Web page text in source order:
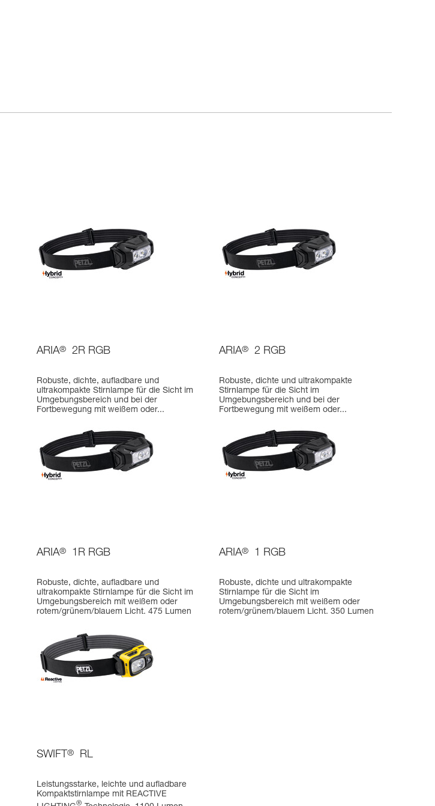
ARIA® 2R RGB
Robuste, dichte, aufladbare und
ultrakompakte Stirnlampe für die Sicht im
Umgebungsbereich und bei der
Fortbewegung mit weißem oder...
ARIA® 2 RGB
Robuste, dichte und ultrakompakte
Stirnlampe für die Sicht im
Umgebungsbereich und bei der
Fortbewegung mit weißem oder...
ARIA® 1R RGB
Robuste, dichte, aufladbare und
ultrakompakte Stirnlampe für die Sicht im
Umgebungsbereich mit weißem oder
rotem/grünem/blauem Licht. 475 Lumen
ARIA® 1 RGB
Robuste, dichte und ultrakompakte
Stirnlampe für die Sicht im
Umgebungsbereich mit weißem oder
rotem/grünem/blauem Licht. 350 Lumen
SWIFT ® RL
Leistungsstarke, leichte und aufladbare
Kompaktstirnlampe mit REACTIVE
®